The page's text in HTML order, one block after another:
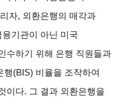
자, 외환은행의 매각과
기관이 아닌 미국
수하기 위해 은행 직원들과
(BIS) 비율을 조작하여
이다. 그 결과 외환은행을